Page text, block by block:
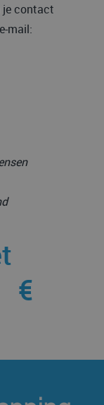
je contact
mail:
€